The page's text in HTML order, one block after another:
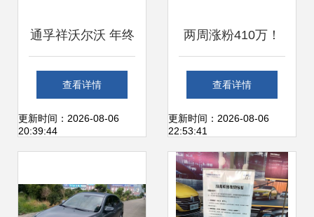
通孚祥沃尔沃 年终
大奖驾到，意想不
到的“沃”式好礼，
查看详情
更新时间：2026-08-06
20:39:44
两周涨粉410万！
抖音汽车类账号如
何打造爆款？
查看详情
更新时间：2026-08-06
22:53:41